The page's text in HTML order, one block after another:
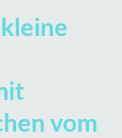
vom